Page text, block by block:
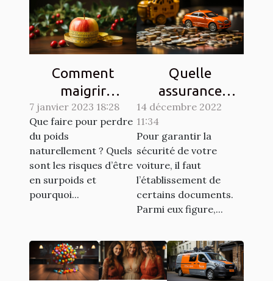
Comment
maigrir
naturellement ?
7 janvier 2023 18:28
Que faire pour perdre
du poids
naturellement ? Quels
sont les risques d’être
en surpoids et
pourquoi...
Quelle
assurance
choisir pour son
14 décembre 2022
11:34
Pour garantir la
sécurité de votre
voiture, il faut
l’établissement de
certains documents.
Parmi eux figure,...